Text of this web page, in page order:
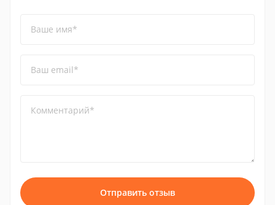
Ваше имя*
Ваш email*
Комментарий*
Отправить отзыв